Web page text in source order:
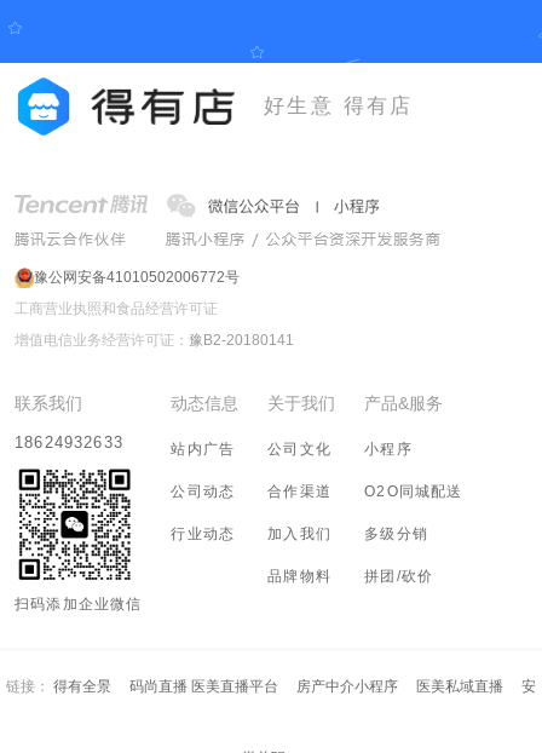
好生意 得有店
豫公网安备41010502006772号
工商营业执照和食品经营许可证
增值电信业务经营许可证： 豫B2-20180141
联系我们
18624932633
扫码添加企业微信
动态信息
站内广告
公司动态
行业动态
关于我们
公司文化
合作渠道
加入我们
品牌物料
产品&服务
小程序
O2O同城配送
多级分销
拼团/砍价
链接： 得有全景 码尚直播 医美直播平台 房产中介小程序 医美私域直播 安